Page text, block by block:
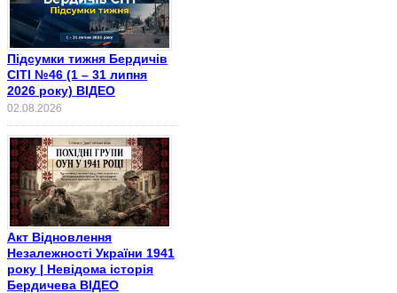
Підсумки тижня Бердичів
СІТІ №46 (1 – 31 липня
2026 року) ВІДЕО
02.08.2026
Акт Відновлення
Незалежності України 1941
року | Невідома історія
Бердичева ВІДЕО